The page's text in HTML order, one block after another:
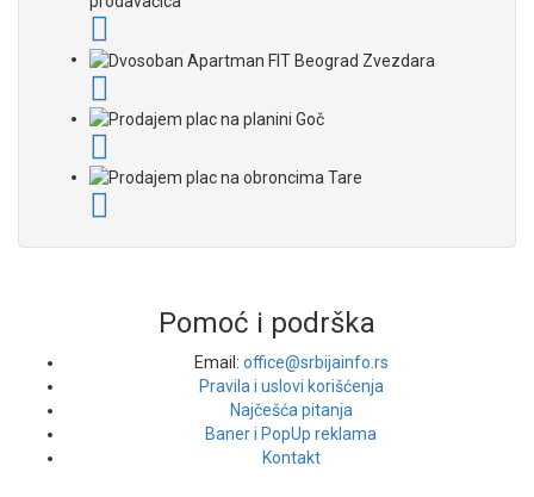
Pomoć i podrška
Email: office@srbijainfo.rs
Pravila i uslovi korišćenja
Najčešća pitanja
Baner i PopUp reklama
Kontakt